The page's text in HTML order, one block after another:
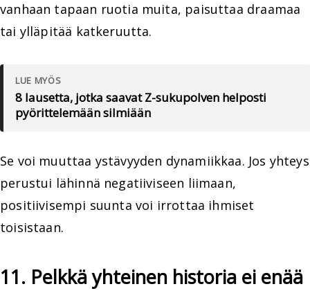
vanhaan tapaan ruotia muita, paisuttaa draamaa
tai ylläpitää katkeruutta.
LUE MYÖS
8 lausetta, jotka saavat Z-sukupolven helposti
pyörittelemään silmiään
Se voi muuttaa ystävyyden dynamiikkaa. Jos yhteys
perustui lähinnä negatiiviseen liimaan,
positiivisempi suunta voi irrottaa ihmiset
toisistaan.
11. Pelkkä yhteinen historia ei enää